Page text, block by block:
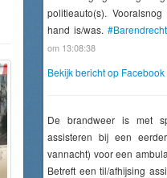
politieauto(s).
hand is/was. #Barendrecht
om 13:08:38
Bekijk bericht op Facebook
De brandweer is met
assisteren bij een
vannacht) voor een
Betreft een til/afhijsing